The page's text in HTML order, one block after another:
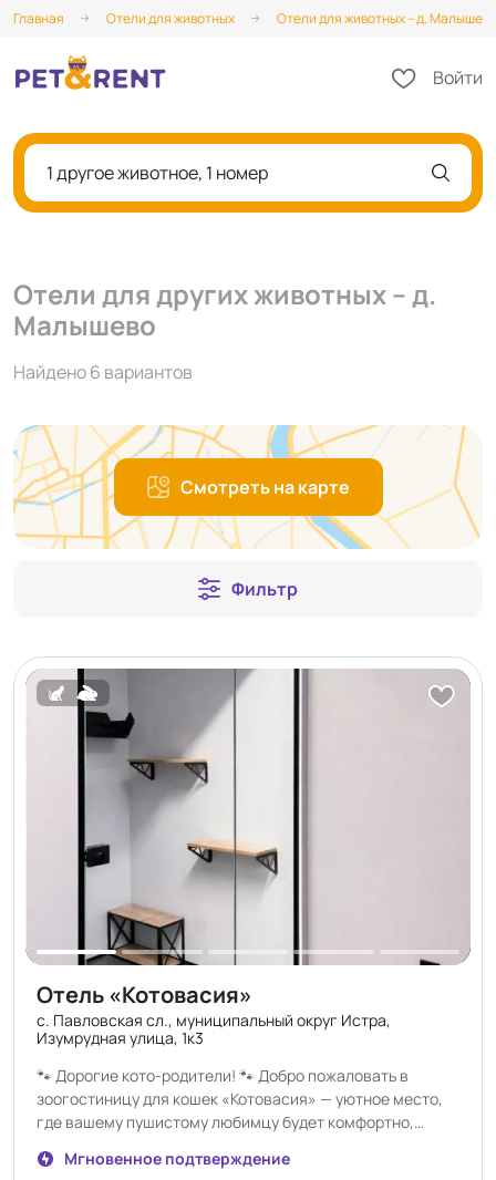
Главная Отели для животных Отели для животных – д. Малышево
Войти
1 другое животное, 1 номер
Отели для других животных – д.
Малышево
Найдено 6 вариантов
Смотреть на карте
Фильтр
Отель «Котовасия»
с. Павловская сл., муниципальный округ Истра,
Изумрудная улица, 1к3
🐾 Дорогие кото-родители! 🐾 Добро пожаловать в
зоогостиницу для кошек «Котовасия» — уютное место,
где вашему пушистому любимцу будет комфортно,
Просторные и чистые номера 🍽 Индивидуальный подход
Мгновенное подтверждение